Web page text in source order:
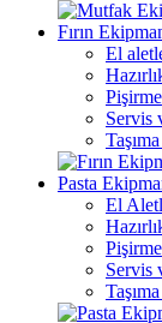
Fırın
El
Pişirme
Servis
Pasta
El
Pişirme
Servis